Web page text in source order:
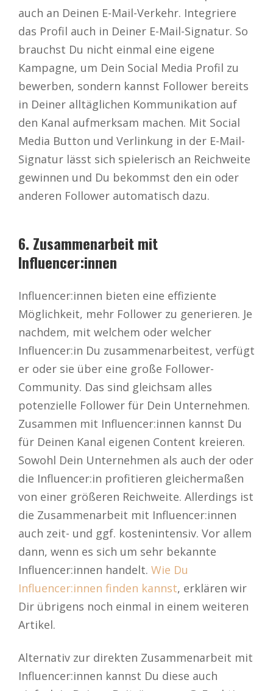
auch an Deinen E-Mail-Verkehr. Integriere
das Profil auch in Deiner E-Mail-Signatur. So
brauchst Du nicht einmal eine eigene
Kampagne, um Dein Social Media Profil zu
bewerben, sondern kannst Follower bereits
in Deiner alltäglichen Kommunikation auf
den Kanal aufmerksam machen. Mit Social
Media Button und Verlinkung in der E-Mail-
Signatur lässt sich spielerisch an Reichweite
gewinnen und Du bekommst den ein oder
anderen Follower automatisch dazu.
6. Zusammenarbeit mit
Influencer:innen
Influencer:innen bieten eine effiziente
Möglichkeit, mehr Follower zu generieren. Je
nachdem, mit welchem oder welcher
Influencer:in Du zusammenarbeitest, verfügt
er oder sie über eine große Follower-
Community. Das sind gleichsam alles
potenzielle Follower für Dein Unternehmen.
Zusammen mit Influencer:innen kannst Du
für Deinen Kanal eigenen Content kreieren.
Sowohl Dein Unternehmen als auch der oder
die Influencer:in profitieren gleichermaßen
von einer größeren Reichweite. Allerdings ist
die Zusammenarbeit mit Influencer:innen
auch zeit- und ggf. kostenintensiv. Vor allem
dann, wenn es sich um sehr bekannte
Influencer:innen handelt. Wie Du
Influencer:innen finden kannst, erklären wir
Dir übrigens noch einmal in einem weiteren
Artikel.
Alternativ zur direkten Zusammenarbeit mit
Influencer:innen kannst Du diese auch